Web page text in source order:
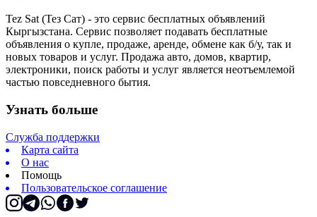
Tez Sat (Тез Сат) - это сервис бесплатных объявлений
Кыргызстана. Сервис позволяет подавать бесплатные
объявления о купле, продаже, аренде, обмене как б/у, так и
новых товаров и услуг. Продажа авто, домов, квартир,
электроники, поиск работы и услуг является неотъемлемой
частью повседневного бытия.
Узнать больше
Служба поддержки
Карта сайта
О нас
Помощь
Пользовательское соглашение